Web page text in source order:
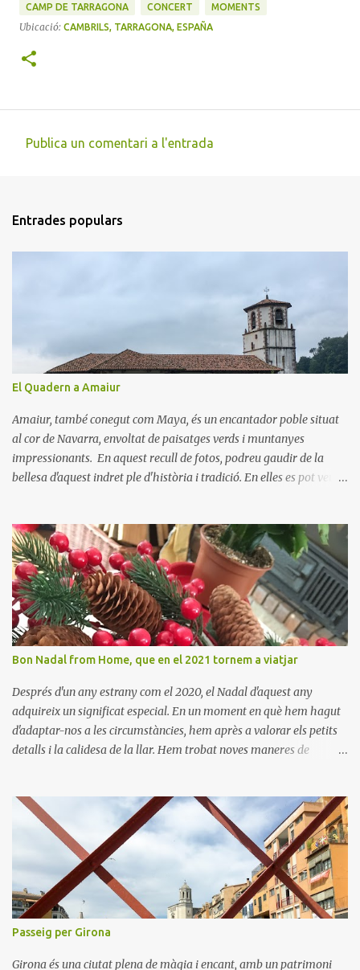
CAMP DE TARRAGONA CONCERT MOMENTS
Ubicació: CAMBRILS, TARRAGONA, ESPAÑA
e
n
Publica un comentari a l'entrada
Entrades populars
El Quadern a Amaiur
Amaiur, també conegut com Maya, és un encantador poble situat
al cor de Navarra, envoltat de paisatges verds i muntanyes
impressionants. En aquest recull de fotos, podreu gaudir de la
bellesa d'aquest indret ple d'història i tradició. En elles es pot veure
cultura navarresa i gaudir de la tranquil·litat d'un poble que
conserva el seu encant tradicional. Us animem a descobrir aquest
meravellós lloc i a deixar-vos captivar per la seva bellesa!
Bon Nadal from Home, que en el 2021 tornem a viatjar
Després d'un any estrany com el 2020, el Nadal d'aquest any
adquireix un significat especial. En un moment en què hem hagut
d'adaptar-nos a les circumstàncies, hem après a valorar els petits
detalls i la calidesa de la llar. Hem trobat noves maneres de
tornar a descobrir nous llocs i viure noves experiències. Desitgem
que aquest Nadal us porti pau, amor i moments inoblidables. Bon
Nadal i un pròsper Any Nou!
Passeig per Girona
Girona és una ciutat plena de màgia i encant, amb un patrimoni